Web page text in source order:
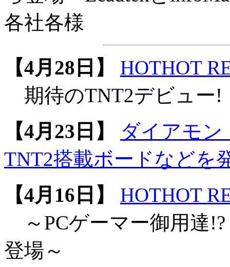
各社各様
【4月28日】
HOTHOT
期待のTNT2デビュー
【4月23日】
ダイアモン
TNT2搭載ボードなどを
【4月16日】
HOTHOT
～PCゲーマー御用達
登場～